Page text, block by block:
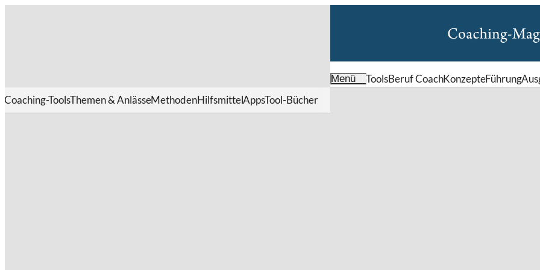
Menü ToolsBeruf CoachKonzepteFührung
Coaching-ToolsThemen & AnlässeMethodenHilfsmittelAppsTool-Bücher